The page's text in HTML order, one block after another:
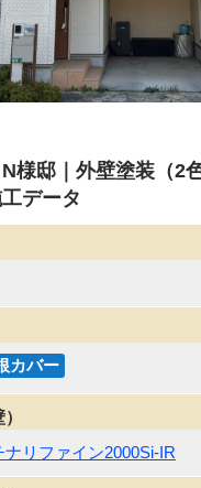
様邸｜外壁塗装（2
データ
カバー
リファイン2000Si-IR